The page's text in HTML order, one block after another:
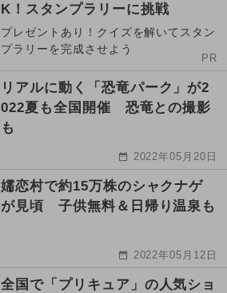
K！スタンプラリーに挑戦
プレゼントあり！クイズを解いてスタン
プラリーを完成させよう
PR
リアルに動く「恐竜パーク」が2
022夏も全国開催 恐竜との撮影
も
2022年05月20日
嬬恋村で約15万株のシャクナゲ
が見頃 子供無料＆日帰り温泉も
2022年05月12日
全国で「プリキュア」の人気ショ